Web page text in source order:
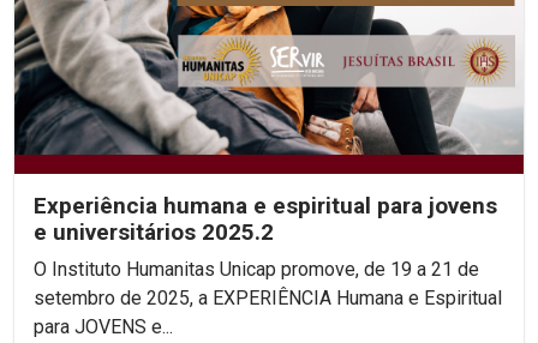
Experiência humana e espiritual para jovens
e universitários 2025.2
O Instituto Humanitas Unicap promove, de 19 a 21 de
setembro de 2025, a EXPERIÊNCIA Humana e Espiritual
para JOVENS e...